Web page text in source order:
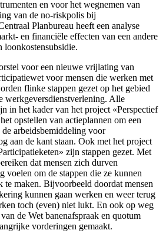
en voor het wegnemen van
van de no-riskpolis bij
Planbureau heeft een analyse
en financiële effecten van een andere
loonkostensubsidie.
voor een nieuwe vrijlating van
voor mensen die werken met
flinke stappen gezet op het gebied
werkgeversdienstverlening. Alle
in het kader van het project «Perspectief
opstellen van actieplannen om een
arbeidsbemiddeling voor
aan de kant staan. Ook met het project
zijn stappen gezet. Met
dat mensen zich durven
voelen om de stappen die ze kunnen
te maken. Bijvoorbeeld doordat mensen
kunnen gaan werken en weer terug
toch (even) niet lukt. En ook op weg
de Wet banenafspraak en quotum
vorderingen gemaakt.